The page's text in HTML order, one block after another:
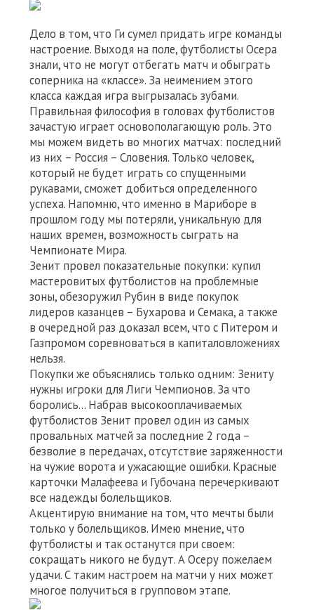
Дело в том, что Ги сумел придать игре команды
настроение. Выходя на поле, футболисты Осера
знали, что не могут отбегать матч и обыграть
соперника на «классе». За неимением этого
класса каждая игра выгрызалась зубами.
Правильная философия в головах футболистов
зачастую играет основополагающую роль. Это
мы можем видеть во многих матчах: последний
из них – Россия – Словения. Только человек,
который не будет играть со спущенными
рукавами, сможет добиться определенного
успеха. Напомню, что именно в Мариборе в
прошлом году мы потеряли, уникальную для
наших времен, возможность сыграть на
Чемпионате Мира.
Зенит провел показательные покупки: купил
мастеровитых футболистов на проблемные
зоны, обезоружил Рубин в виде покупок
лидеров казанцев – Бухарова и Семака, а также
в очередной раз доказал всем, что с Питером и
Газпромом соревноваться в капиталовложениях
нельзя.
Покупки же объяснялись только одним: Зениту
нужны игроки для Лиги Чемпионов. За что
боролись… Набрав высокооплачиваемых
футболистов Зенит провел один из самых
провальных матчей за последние 2 года –
безволие в передачах, отсутствие заряженности
на чужие ворота и ужасающие ошибки. Красные
карточки Малафеева и Губочана перечеркивают
все надежды болельщиков.
Акцентирую внимание на том, что мечты были
только у болельщиков. Имею мнение, что
футболисты и так останутся при своем:
сокращать никого не будут. А Осеру пожелаем
удачи. С таким настроем на матчи у них может
многое получиться в групповом этапе.